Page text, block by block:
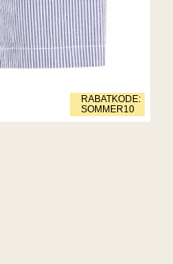
RABATKODE:
SOMMER10